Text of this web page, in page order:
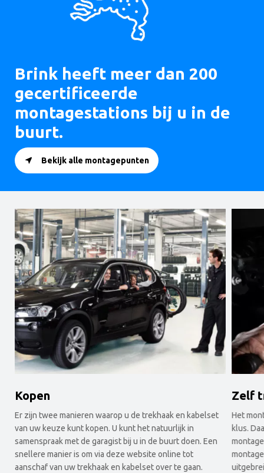
Brink heeft meer dan 200
gecertificeerde
montagestations bij u in de
buurt.
Bekijk alle montagepunten
Kopen
Er zijn twee manieren waarop u de trekhaak en kabelset
van uw keuze kunt kopen. U kunt het natuurlijk in
samenspraak met de garagist bij u in de buurt doen. Een
snellere manier is om via deze website online tot
aanschaf van uw trekhaak en kabelset over te gaan.
Zelf
Het
klus.